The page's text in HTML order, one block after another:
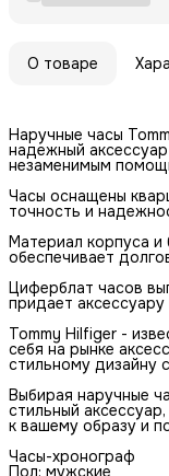
О товаре
Наручные часы
надежный
незаменимым
Часы оснащены
точность и
Материал корпуса
обеспечивает
Циферблат часов
придает аксессуару
Tommy Hilfiger -
себя на рынке
стильному дизайну
Выбирая наручные
стильный
к вашему образу и
Чаcы-хрoногpаф
Пол: мужские